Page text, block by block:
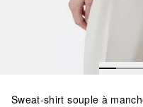
Sweat-shirt souple à